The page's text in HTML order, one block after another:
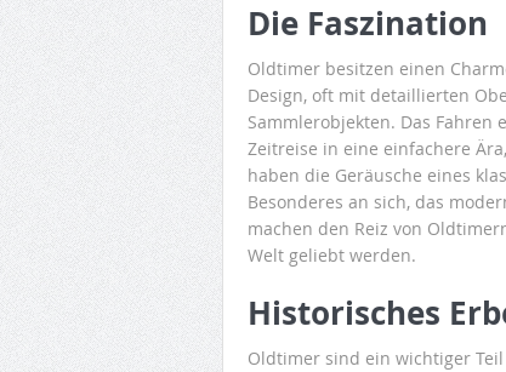
Die Faszination
Oldtimer besitzen einen
Design, oft mit detaillierten
Sammlerobjekten. Das
Zeitreise in eine einfachere
haben die Geräusche eines
Besonderes an sich, das
machen den Reiz von
Welt geliebt werden.
Historisches
Oldtimer sind ein wichtiger